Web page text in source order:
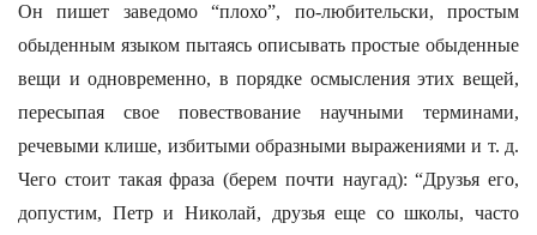
Он пишет заведомо “плохо”, по-любительски, простым
обыденным языком пытаясь описывать простые обыденные
вещи и одновременно, в порядке осмысления этих вещей,
пересыпая свое повествование научными терминами,
речевыми клише, избитыми образными выражениями и т. д.
Чего стоит такая фраза (берем почти наугад): “Друзья его,
допустим, Петр и Николай, друзья еще со школы, часто